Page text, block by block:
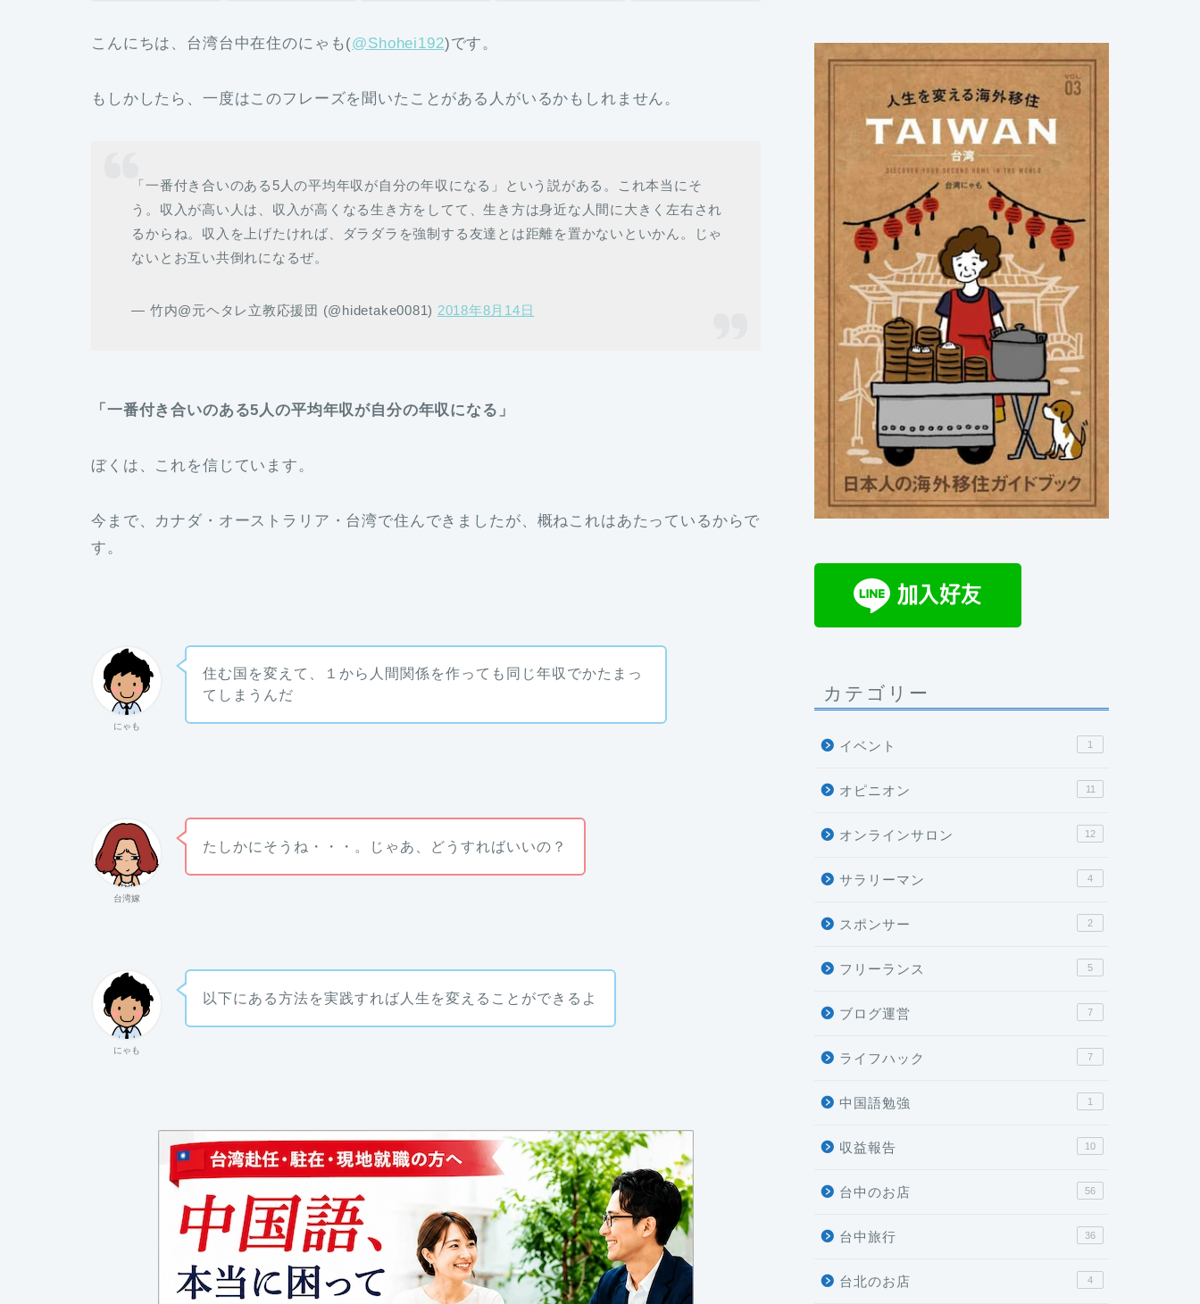
こんにちは、台湾台中在住のにゃも(@Shohei192)です。
もしかしたら、一度はこのフレーズを聞いたことがある人がいるかもしれません。
「一番付き合いのある5人の平均年収が自分の年収になる」という説がある。これ本当にそ
う。収入が高い人は、収入が高くなる生き方をしてて、生き方は身近な人間に大きく左右され
るからね。収入を上げたければ、ダラダラを強制する友達とは距離を置かないといかん。じゃ
ないとお互い共倒れになるぜ。
— 竹内@元ヘタレ立教応援団 (@hidetake0081) 2018年8月14日
「一番付き合いのある5人の平均年収が自分の年収になる」
ぼくは、これを信じています。
今まで、カナダ・オーストラリア・台湾で住んできましたが、概ねこれはあたっているからで
す。
にゃも
住む国を変えて、１から人間関係を作っても同じ年収でかたまっ
てしまうんだ
台湾嫁
たしかにそうね・・・。じゃあ、どうすればいいの？
にゃも
以下にある方法を実践すれば人生を変えることができるよ
カテゴリー
イベント 1
オピニオン 11
オンラインサロン 12
サラリーマン 4
スポンサー 2
フリーランス 5
ブログ運営 7
ライフハック 7
中国語勉強 1
収益報告 10
台中のお店 56
台中旅行 36
台北のお店 4